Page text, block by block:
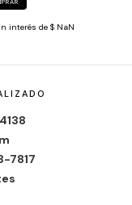
interés de $ NaN
7817